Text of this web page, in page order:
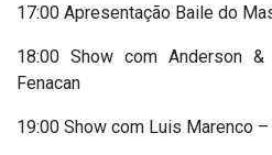
17:00 Apresentação Baile do
18:00 Show com Anderson
Fenacan
19:00 Show com Luis Marenco